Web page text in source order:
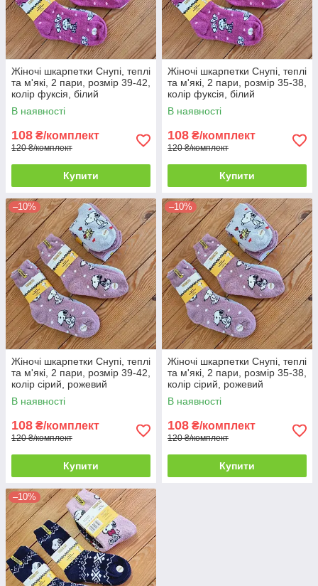
Жіночі шкарпетки Снупі, теплі
та м'які, 2 пари, розмір 39-42,
колір фуксія, білий
В наявності
108 ₴/комплект
120 ₴/комплект
Купити
Жіночі шкарпетки Снупі, теплі
та м'які, 2 пари, розмір 35-38,
колір фуксія, білий
В наявності
108 ₴/комплект
120 ₴/комплект
Купити
–10%
Жіночі шкарпетки Снупі, теплі
та м'які, 2 пари, розмір 39-42,
колір сірий, рожевий
В наявності
108 ₴/комплект
120 ₴/комплект
Купити
–10%
Жіночі шкарпетки Снупі, теплі
та м'які, 2 пари, розмір 35-38,
колір сірий, рожевий
В наявності
108 ₴/комплект
120 ₴/комплект
Купити
–10%